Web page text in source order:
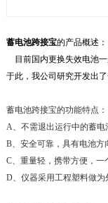
蓄电池跨接宝的产品概述：
目前国内更换失效电池一
于此，我公司研究开发出
蓄电池跨接宝的功能特点：
A、不需退出运行中的蓄
B、安全可靠，具有电池方
C、重量轻，携带方便，
D、仪器采用工程塑料做